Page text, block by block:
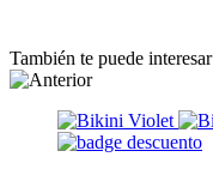
También te puede interesar